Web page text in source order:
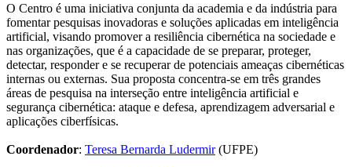
O Centro é uma iniciativa conjunta da academia e da indústria para
fomentar pesquisas inovadoras e soluções aplicadas em inteligência
artificial, visando promover a resiliência cibernética na sociedade e
nas organizações, que é a capacidade de se preparar, proteger,
detectar, responder e se recuperar de potenciais ameaças cibernéticas
internas ou externas. Sua proposta concentra-se em três grandes
áreas de pesquisa na interseção entre inteligência artificial e
segurança cibernética: ataque e defesa, aprendizagem adversarial e
aplicações ciberfísicas.
Coordenador: Teresa Bernarda Ludermir(UFPE)